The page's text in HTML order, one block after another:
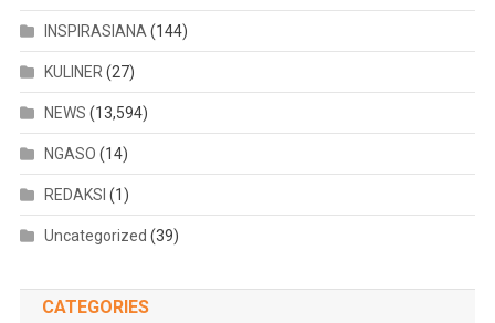
INSPIRASIANA (144)
KULINER (27)
NEWS (13,594)
NGASO (14)
REDAKSI (1)
Uncategorized (39)
CATEGORIES